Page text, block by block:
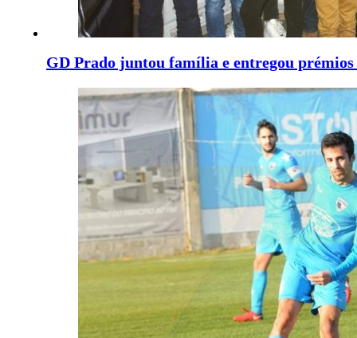
GD Prado juntou família e entregou